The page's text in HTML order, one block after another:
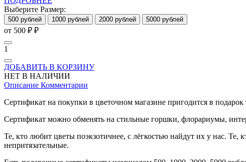
Выберите Размер:
500 рублей 1000 рублей 2000 рублей 5000 рублей
от 500 ₽ ₽
1
ДОБАВИТЬ В КОРЗИНУ
НЕТ В НАЛИЧИИ
Описание Комментарии
Сертификат на покупки в цветочном магазине пригодится в
Сертификат можно обменять на стильные горшки, флорариумы,
Те, кто любит цветы поэкзотичнее, с лёгкостью найдут их у нас.
непритязательные.